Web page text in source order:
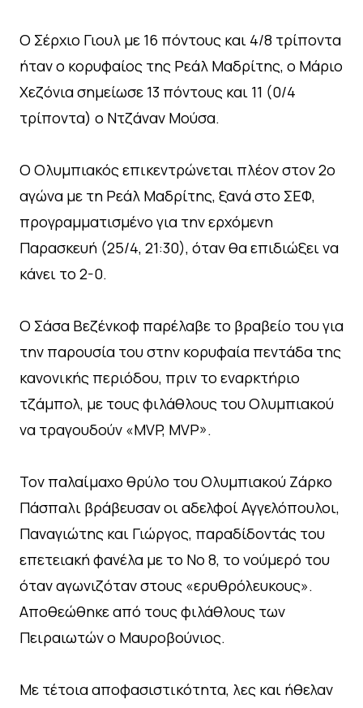
Ο Σέρχιο Γιουλ με 16 πόντους και 4/8 τρίποντα
ήταν ο κορυφαίος της Ρεάλ Μαδρίτης, ο Μάριο
Χεζόνια σημείωσε 13 πόντους και 11 (0/4
τρίποντα) ο Ντζάναν Μούσα.
Ο Ολυμπιακός επικεντρώνεται πλέον στον 2ο
αγώνα με τη Ρεάλ Μαδρίτης, ξανά στο ΣΕΦ,
προγραμματισμένο για την ερχόμενη
Παρασκευή (25/4, 21:30), όταν θα επιδιώξει να
κάνει το 2-0.
Ο Σάσα Βεζένκοφ παρέλαβε το βραβείο του για
την παρουσία του στην κορυφαία πεντάδα της
κανονικής περιόδου, πριν το εναρκτήριο
τζάμπολ, με τους φιλάθλους του Ολυμπιακού
να τραγουδούν «MVP, MVP».
Τον παλαίμαχο θρύλο του Ολυμπιακού Ζάρκο
Πάσπαλι βράβευσαν οι αδελφοί Αγγελόπουλοι,
Παναγιώτης και Γιώργος, παραδίδοντάς του
επετειακή φανέλα με το Νο 8, το νούμερό του
όταν αγωνιζόταν στους «ερυθρόλευκους».
Αποθεώθηκε από τους φιλάθλους των
Πειραιωτών ο Μαυροβούνιος.
Με τέτοια αποφασιστικότητα, λες και ήθελαν